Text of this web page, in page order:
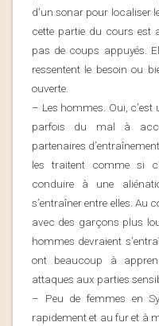
d’un sonar pour localiser
cette partie du cours est
pas de coups appuyés.
ressentent le besoin ou
ouverte.
– Les hommes. Oui,
parfois du mal à
partenaires
les traitent comme si
conduire à une
s’entraîner entre elles.Au
avec des garçons plus
hommes devraient
ont beaucoup à
attaques aux parties
– Peu de femmes en
rapidement et au fur et à